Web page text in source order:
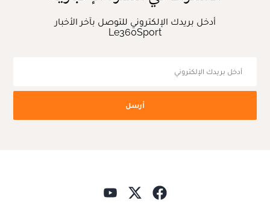
أدخل بريدك الإلكتروني للتوصل بآخر الأخبار
Le360Sport
أرسل